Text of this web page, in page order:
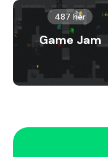
487 her
Game Jam